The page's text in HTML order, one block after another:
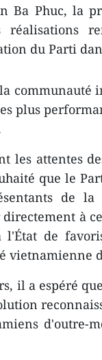
Ba Phuc, la
réalisations
du Parti
communauté
plus
les attentes
que le
de la
à
l'État de
vietnamienne
il a espéré
d'outre-